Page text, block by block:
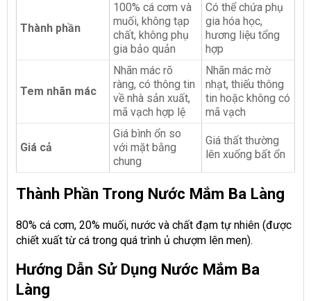
Thành phần
100% cá cơm và
muối, không tạp
chất, không phụ
gia bảo quản
Có thể chứa phụ
gia hóa học,
hương liệu tổng
hợp
Tem nhãn mác
Nhãn mác rõ
ràng, có thông tin
về nhà sản xuất,
mã vạch hợp lệ
Nhãn mác mờ
nhạt, thiếu thông
tin hoặc không có
mã vạch
Giá cả
Giá bình ổn so
với mặt bằng
chung
Giá thất thường
lên xuống bất ổn
Thành Phần Trong Nước Mắm Ba Làng
80% cá cơm, 20% muối, nước và chất đạm tự nhiên (được
chiết xuất từ cá trong quá trình ủ chượm lên men).
Hướng Dẫn Sử Dụng Nước Mắm Ba
Làng